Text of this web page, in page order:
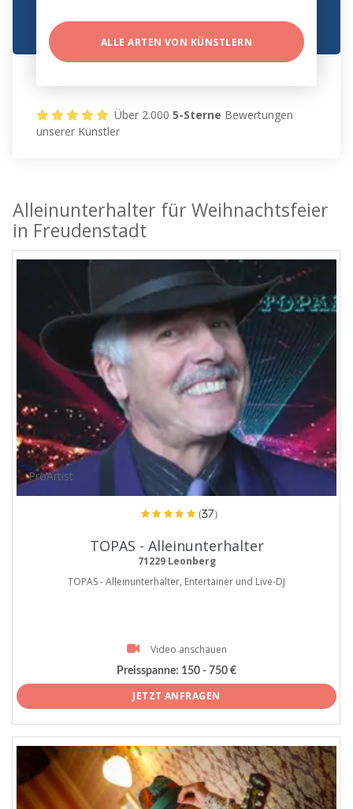
ALLE ARTEN VON KÜNSTLERN
Über 2.0005-Sterne Bewertungen
unserer Künstler
Alleinunterhalter für Weihnachtsfeier
in Freudenstadt
ProArtist
(37)
TOPAS - Alleinunterhalter
71229 Leonberg
TOPAS - Alleinunterhalter, Entertainer und Live-DJ
Video anschauen
Preisspanne: 150 - 750 €
JETZT ANFRAGEN